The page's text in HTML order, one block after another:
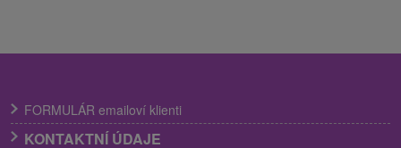
FORMULÁR emailoví klienti
KONTAKTNÍ ÚDAJE